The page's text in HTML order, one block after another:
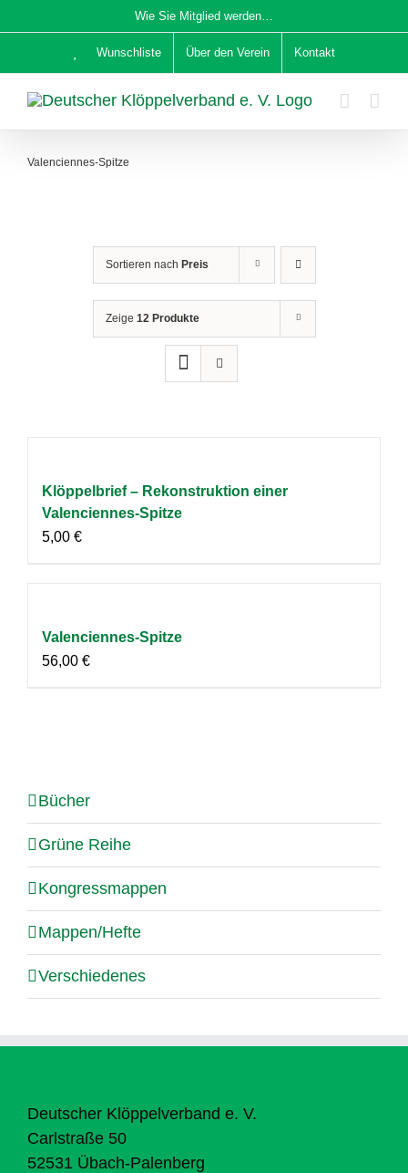
Inhalt
Wie Sie Mitglied werden…
Wunschliste Über den Verein Kontakt
Valenciennes-Spitze
Sortieren nach Preis
Zeige 12 Produkte
Klöppelbrief – Rekonstruktion einer
Valenciennes-Spitze
5,00 €
Valenciennes-Spitze
56,00 €
Bücher
Grüne Reihe
Kongressmappen
Mappen/Hefte
Verschiedenes
Deutscher Klöppelverband e. V.
Carlstraße 50
52531 Übach-Palenberg